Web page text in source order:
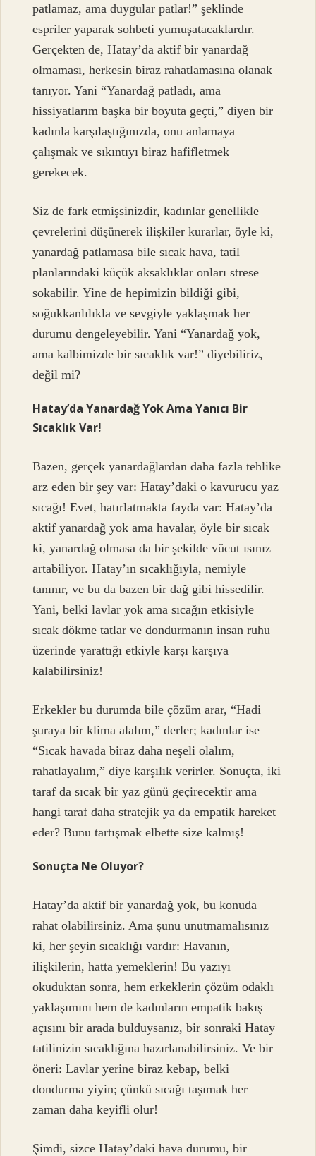
patlamaz, ama duygular patlar!” şeklinde
espriler yaparak sohbeti yumuşatacaklardır.
Gerçekten de, Hatay’da aktif bir yanardağ
olmaması, herkesin biraz rahatlamasına olanak
tanıyor. Yani “Yanardağ patladı, ama
hissiyatlarım başka bir boyuta geçti,” diyen bir
kadınla karşılaştığınızda, onu anlamaya
çalışmak ve sıkıntıyı biraz hafifletmek
gerekecek.
Siz de fark etmişsinizdir, kadınlar genellikle
çevrelerini düşünerek ilişkiler kurarlar, öyle ki,
yanardağ patlamasa bile sıcak hava, tatil
planlarındaki küçük aksaklıklar onları strese
sokabilir. Yine de hepimizin bildiği gibi,
soğukkanlılıkla ve sevgiyle yaklaşmak her
durumu dengeleyebilir. Yani “Yanardağ yok,
ama kalbimizde bir sıcaklık var!” diyebiliriz,
değil mi?
Hatay’da Yanardağ Yok Ama Yanıcı Bir
Sıcaklık Var!
Bazen, gerçek yanardağlardan daha fazla tehlike
arz eden bir şey var: Hatay’daki o kavurucu yaz
sıcağı! Evet, hatırlatmakta fayda var: Hatay’da
aktif yanardağ yok ama havalar, öyle bir sıcak
ki, yanardağ olmasa da bir şekilde vücut ısınız
artabiliyor. Hatay’ın sıcaklığıyla, nemiyle
tanınır, ve bu da bazen bir dağ gibi hissedilir.
Yani, belki lavlar yok ama sıcağın etkisiyle
sıcak dökme tatlar ve dondurmanın insan ruhu
üzerinde yarattığı etkiyle karşı karşıya
kalabilirsiniz!
Erkekler bu durumda bile çözüm arar, “Hadi
şuraya bir klima alalım,” derler; kadınlar ise
“Sıcak havada biraz daha neşeli olalım,
rahatlayalım,” diye karşılık verirler. Sonuçta, iki
taraf da sıcak bir yaz günü geçirecektir ama
hangi taraf daha stratejik ya da empatik hareket
eder? Bunu tartışmak elbette size kalmış!
Sonuçta Ne Oluyor?
Hatay’da aktif bir yanardağ yok, bu konuda
rahat olabilirsiniz. Ama şunu unutmamalısınız
ki, her şeyin sıcaklığı vardır: Havanın,
ilişkilerin, hatta yemeklerin! Bu yazıyı
okuduktan sonra, hem erkeklerin çözüm odaklı
yaklaşımını hem de kadınların empatik bakış
açısını bir arada bulduysanız, bir sonraki Hatay
tatilinizin sıcaklığına hazırlanabilirsiniz. Ve bir
öneri: Lavlar yerine biraz kebap, belki
dondurma yiyin; çünkü sıcağı taşımak her
zaman daha keyifli olur!
Şimdi, sizce Hatay’daki hava durumu, bir